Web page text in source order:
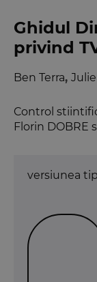
Ghidul
privind
Control
Florin DOBRE
Ben Terra,
versiunea